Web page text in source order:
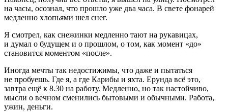
на часы, осознал, что прошло уже два часа. В свете фонарей
медленно хлопьями шел снег.
Я смотрел, как снежинки медленно тают на рукавицах,
и думал о будущем и о прошлом, о том, как момент «до»
становится моментом «после».
Иногда мечты так недостижимы, что даже и пытаться
не пробуешь. Где я, а где Карибы и яхта. Ерунда всё это,
завтра ещё к 8.30 на работу. Медленно, но так настойчиво,
мысли о вечном сменились бытовыми и обычными. Работа,
ужин, деньги.